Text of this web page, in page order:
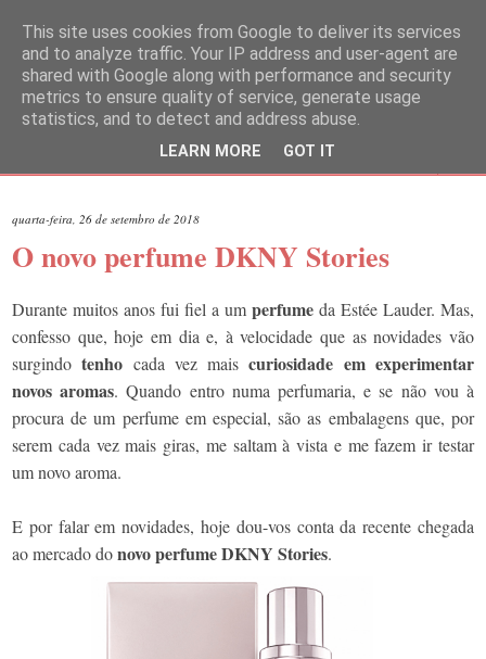
quarta-feira, 26 de setembro de 2018
O novo perfume DKNY Stories
Durante muitos anos fui fiel a um perfume da Estée Lauder. Mas,
confesso que, hoje em dia e, à velocidade que as novidades vão
surgindo tenho cada vez maiscuriosidade em experimentar
novos aromas. Quando entro numa perfumaria, e se não vou à
procura de um perfume em especial, são as embalagens que, por
serem cada vez mais giras, me saltam à vista e me fazem ir testar
um novo aroma.
E por falar em novidades, hoje dou-vos conta da recente chegada
ao mercado donovo perfume DKNY Stories.
This site uses cookies from Google to deliver its services
and to analyze traffic. Your IP address and user-agent are
shared with Google along with performance and security
metrics to ensure quality of service, generate usage
statistics, and to detect and address abuse.
LEARN MORE GOT IT